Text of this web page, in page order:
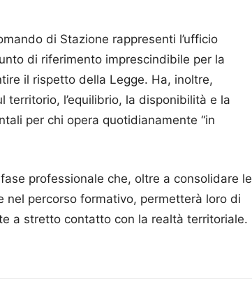
di Stazione rappresenti l’ufficio
di riferimento imprescindibile per la
il rispetto della Legge. Ha, inoltre,
l’equilibrio, la disponibilità e la
per chi opera quotidianamente “in
professionale che, oltre a consolidare le
nel percorso formativo, permetterà loro di
a stretto contatto con la realtà territoriale.